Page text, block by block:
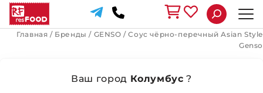
Ваш город Колумбус ?
Главная / Бренды / GENSO /Соус чёрно-перечный Asian Style
Genso